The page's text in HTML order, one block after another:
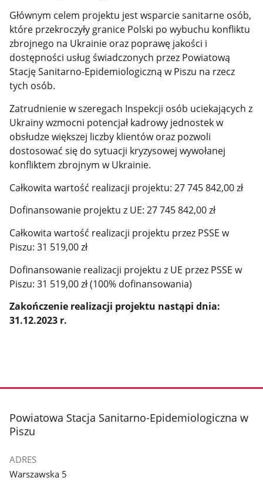
Głównym celem projektu jest wsparcie sanitarne osób,
które przekroczyły granice Polski po wybuchu konfliktu
zbrojnego na Ukrainie oraz poprawę jakości i
dostępności usług świadczonych przez Powiatową
Stację Sanitarno-Epidemiologiczną w Piszu na rzecz
tych osób.
Zatrudnienie w szeregach Inspekcji osób uciekających z
Ukrainy wzmocni potencjał kadrowy jednostek w
obsłudze większej liczby klientów oraz pozwoli
dostosować się do sytuacji kryzysowej wywołanej
konfliktem zbrojnym w Ukrainie.
Całkowita wartość realizacji projektu: 27 745 842,00 zł
Dofinansowanie projektu z UE: 27 745 842,00 zł
Całkowita wartość realizacji projektu przez PSSE w
Piszu: 31 519,00 zł
Dofinansowanie realizacji projektu z UE przez PSSE w
Piszu: 31 519,00 zł (100% dofinansowania)
Zakończenie realizacji projektu nastąpi dnia:
31.12.2023 r.
stopka
Powiatowa Stacja Sanitarno-Epidemiologiczna w
Piszu
ADRES
Warszawska 5